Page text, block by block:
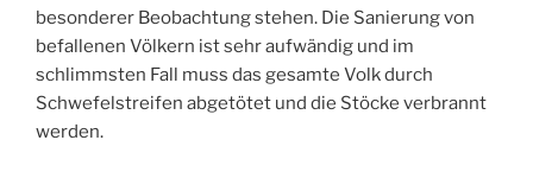
besonderer Beobachtung stehen. Die Sanierung von
befallenen Völkern ist sehr aufwändig und im
schlimmsten Fall muss das gesamte Volk durch
Schwefelstreifen abgetötet und die Stöcke verbrannt
werden.